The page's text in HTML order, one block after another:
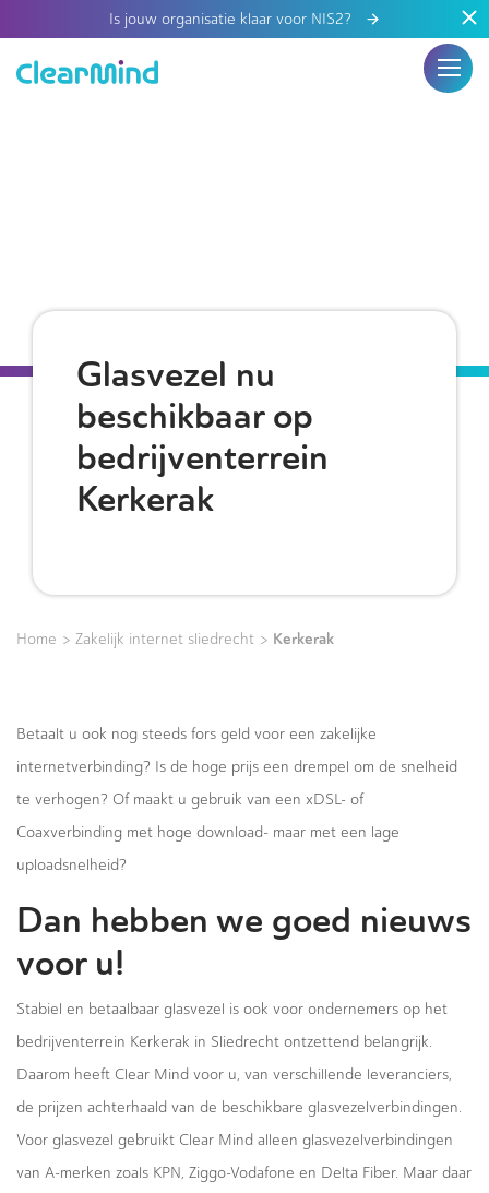
Is jouw organisatie klaar voor NIS2?
Glasvezel nu
beschikbaar op
bedrijventerrein
Kerkerak
Home > Zakelijk internet sliedrecht > Kerkerak
Betaalt u ook nog steeds fors geld voor een zakelijke
internetverbinding? Is de hoge prijs een drempel om de snelheid
te verhogen? Of maakt u gebruik van een xDSL- of
Coaxverbinding met hoge download- maar met een lage
uploadsnelheid?
Dan hebben we goed nieuws
voor u!
Stabiel en betaalbaar glasvezel is ook voor ondernemers op het
bedrijventerrein Kerkerak in Sliedrecht ontzettend belangrijk.
Daarom heeft Clear Mind voor u, van verschillende leveranciers,
de prijzen achterhaald van de beschikbare glasvezelverbindingen.
Voor glasvezel gebruikt Clear Mind alleen glasvezelverbindingen
van A-merken zoals KPN, Ziggo-Vodafone en Delta Fiber. Maar daar